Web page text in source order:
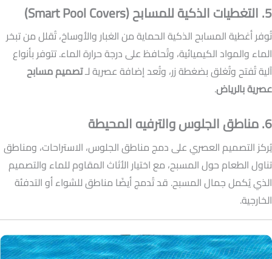
5. التغطيات الذكية للمسابح (Smart Pool Covers)
تُوفر أغطية المسابح الذكية الحماية من الغبار والأوساخ، تُقلل من تبخر
الماء والمواد الكيميائية، وتُحافظ على درجة حرارة الماء. تتوفر بأنواع
آلية تُفتح وتُغلق بضغطة زر، وتُعد إضافة عصرية لـتصميم مسابح
عصرية بالرياض.
6. مناطق الجلوس والترفيه المحيطة
يُركز التصميم العصري على دمج مناطق الجلوس، الاستراحات، ومناطق
تناول الطعام حول المسبح، مع اختيار الأثاث المقاوم للماء والتصميم
الذي يُكمل جمال المسبح. قد تُدمج أيضًا مناطق للشواء أو التدفئة
الخارجية.